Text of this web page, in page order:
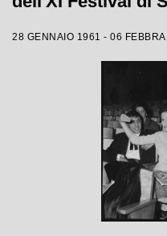
28 GENNAIO 1961 - 06